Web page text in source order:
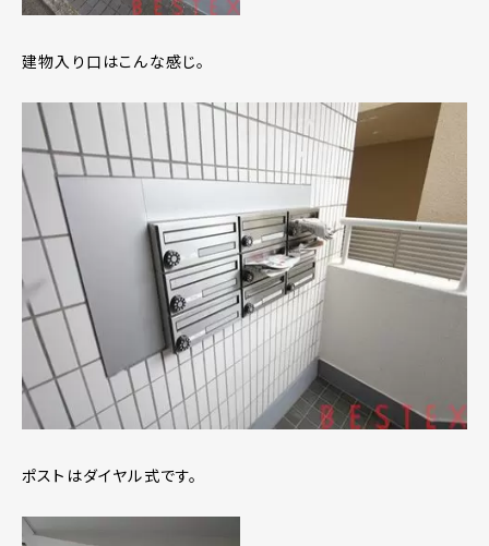
建物入り口はこんな感じ。
ポストはダイヤル式です。